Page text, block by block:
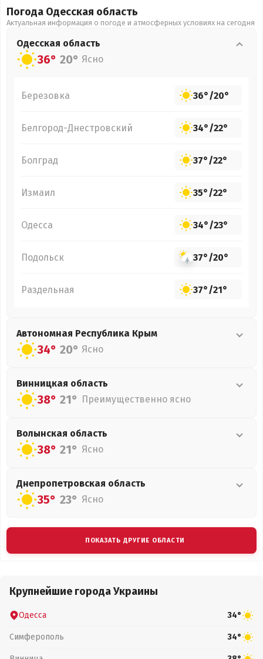
Погода Одесская область
Актуальная информация о погоде и атмосферных условиях на сегодня
Одесская область
36° 20° Ясно
Березовка 36°/20°
Белгород-Днестровский 34°/22°
Болград 37°/22°
Измаил 35°/22°
Одесса 34°/23°
Подольск 37°/20°
Раздельная 37°/21°
Автономная Республика Крым
34° 20° Ясно
Винницкая область
38° 21° Преимущественно ясно
Волынская область
38° 21° Ясно
Днепропетровская область
35° 23° Ясно
ПОКАЗАТЬ ДРУГИЕ ОБЛАСТИ
Крупнейшие города Украины
Одесса 34°
Симферополь 34°